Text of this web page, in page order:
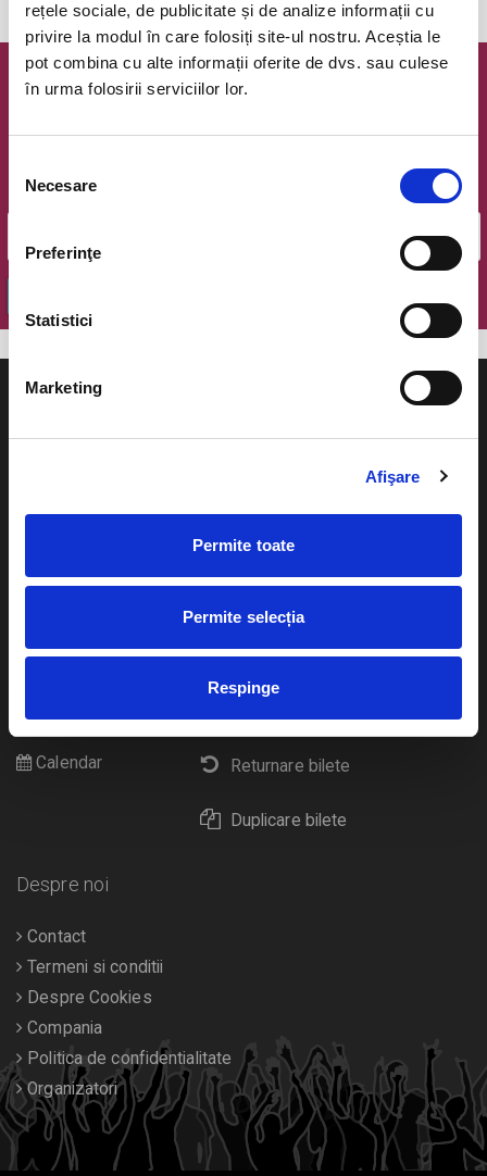
rețele sociale, de publicitate și de analize informații cu
privire la modul în care folosiți site-ul nostru. Aceștia le
pot combina cu alte informații oferite de dvs. sau culese
în urma folosirii serviciilor lor.
consimțământului
Necesare
Preferinţe
Statistici
Marketing
Afişare
Permite toate
Permite selecția
Respinge
Newsletter @ Bilete.ro
Email
Cum comand bilete?
eBilet printat acasa
Returnare bilete
Duplicare bilete
Pentru copii
Diverse
Calendar
Despre noi
Contact
Termeni si conditii
Despre Cookies
Compania
Politica de confidentialitate
Organizatori